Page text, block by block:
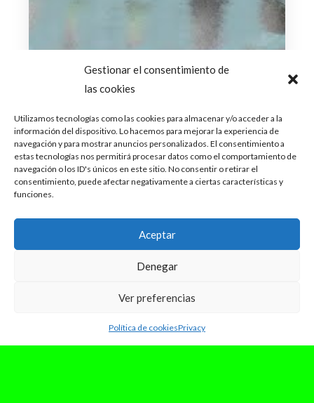
Gestionar el consentimiento de
las cookies
Utilizamos tecnologías como las cookies para almacenar y/o acceder a la
información del dispositivo. Lo hacemos para mejorar la experiencia de
navegación y para mostrar anuncios personalizados. El consentimiento a
estas tecnologías nos permitirá procesar datos como el comportamiento de
navegación o los ID's únicos en este sitio. No consentir o retirar el
consentimiento, puede afectar negativamente a ciertas características y
funciones.
Aceptar
Denegar
Ver preferencias
Política de cookiesPrivacy